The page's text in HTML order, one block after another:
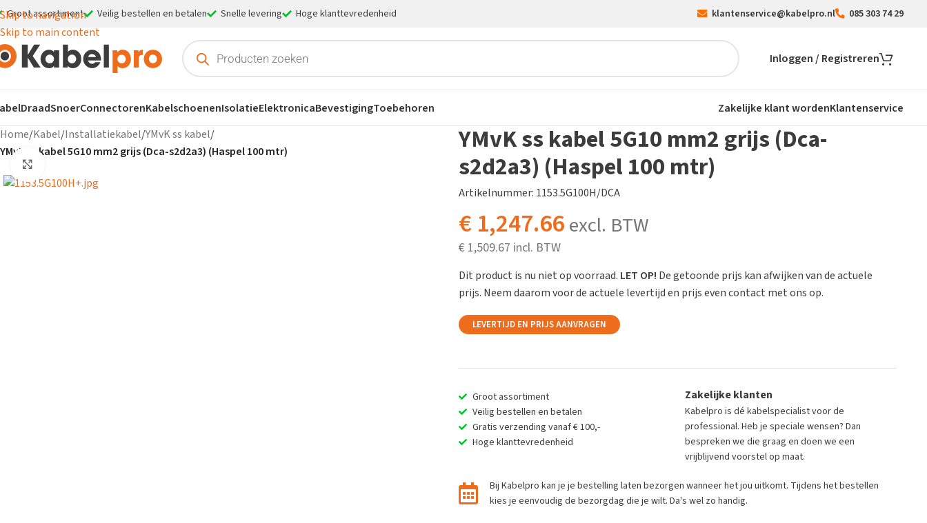
Skip to navigation
Skip to main content
Groot assortiment Veilig bestellen en betalen Snelle levering Hoge klanttevredenheid klantenservice@kabelpro.nl 085 303 74 29
Inloggen / Registreren
DraadSnoerConnectorenKabelschoenenIsolatieElektronicaBevestigingToebehoren Zakelijke klant wordenKlantenservice
Home/Kabel/Installatiekabel/YMvK ss kabel/
YMvK ss kabel 5G10 mm2 grijs (Dca-s2d2a3) (Haspel 100 mtr)
YMvK ss kabel 5G10 mm2 grijs (Dca-
s2d2a3) (Haspel 100 mtr)
Artikelnummer: 1153.5G100H/DCA
€ 1,247.66excl. BTW
€ 1,509.67
Dit product is nu niet op voorraad. LET OP! De getoonde prijs kan afwijken van de actuele
prijs. Neem daarom voor de actuele levertijd en prijs even contact met ons op.
LEVERTIJD EN PRIJS AANVRAGEN
Groot assortiment
Veilig bestellen en betalen
Gratis verzending vanaf € 100,-
Hoge klanttevredenheid
Zakelijke klanten
Kabelpro is dé kabelspecialist voor de
professional. Heb je speciale wensen? Dan
bespreken we die graag en doen we een
vrijblijvend voorstel op maat.
Bij Kabelpro kan je je bestelling laten bezorgen wanneer het jou uitkomt. Tijdens het bestellen
kies je eenvoudig de bezorgdag die je wilt. Da's wel zo handig.